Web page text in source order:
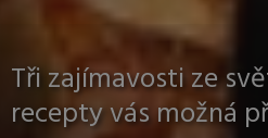
Tři zajímavosti ze
recepty vás možná